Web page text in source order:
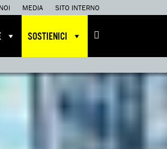
MEDIA SITO INTERNO
SOSTIENICI